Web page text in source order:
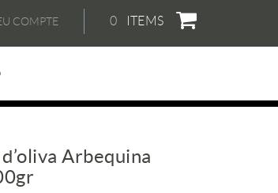
0 ITEMS
COMPTE
Arbequina